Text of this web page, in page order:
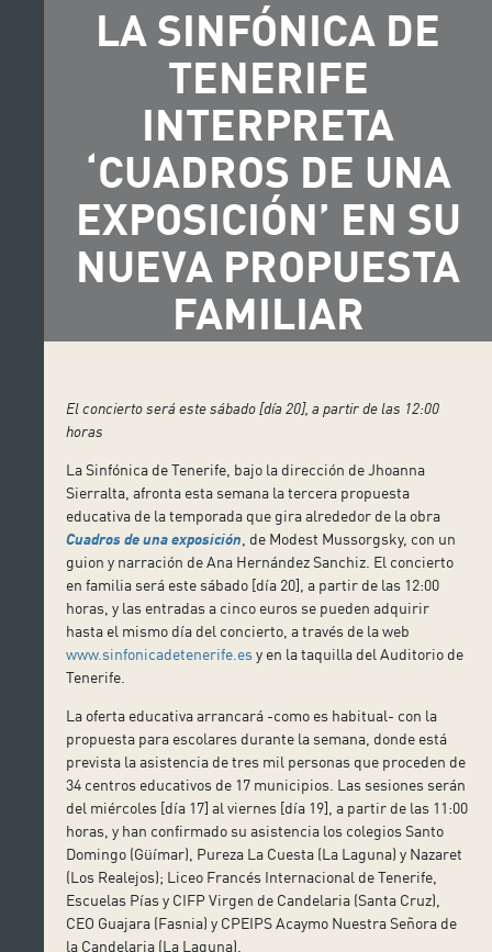
LA SINFÓNICA DE
TENERIFE
INTERPRETA
‘CUADROS DE UNA
EXPOSICIÓN’ EN SU
NUEVA PROPUESTA
FAMILIAR
El concierto será este sábado [día 20], a partir de las 12:00
horas
La Sinfónica de Tenerife, bajo la dirección de Jhoanna
Sierralta, afronta esta semana la tercera propuesta
educativa de la temporada que gira alrededor de la obra
Cuadros de una exposición , de Modest Mussorgsky, con un
guion y narración de Ana Hernández Sanchiz. El concierto
en familia será este sábado [día 20], a partir de las 12:00
horas, y las entradas a cinco euros se pueden adquirir
hasta el mismo día del concierto, a través de la web
www.sinfonicadetenerife.esy en la taquilla del Auditorio de
Tenerife.
La oferta educativa arrancará -como es habitual- con la
propuesta para escolares durante la semana, donde está
prevista la asistencia de tres mil personas que proceden de
34 centros educativos de 17 municipios. Las sesiones serán
del miércoles [día 17] al viernes [día 19], a partir de las 11:00
horas, y han confirmado su asistencia los colegios Santo
Domingo (Güímar), Pureza La Cuesta (La Laguna) y Nazaret
(Los Realejos); Liceo Francés Internacional de Tenerife,
Escuelas Pías y CIFP Virgen de Candelaria (Santa Cruz),
CEO Guajara (Fasnia) y CPEIPS Acaymo Nuestra Señora de
la Candelaria (La Laguna).